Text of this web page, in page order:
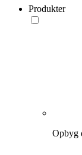
Produkter
Opbyg